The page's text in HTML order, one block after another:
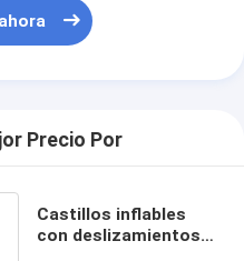
Precio Por
Castillos inflables
con deslizamientos y